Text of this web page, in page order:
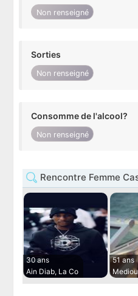
Non renseigné
Sorties
Non renseigné
Consomme de l'alcool?
Non renseigné
Rencontre Femme
30 ans
Ain Diab, La Co
51 ans